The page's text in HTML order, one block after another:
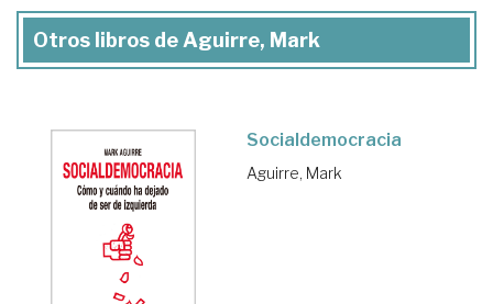
Otros libros de Aguirre, Mark
Socialdemocracia
Aguirre, Mark